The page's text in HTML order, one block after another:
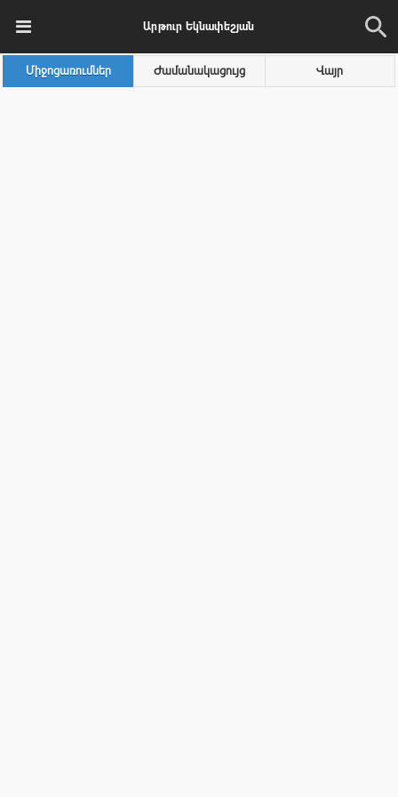
Արթուր Եկնափեշյան
Միջոցառումներ Ժամանակացույց Վայր